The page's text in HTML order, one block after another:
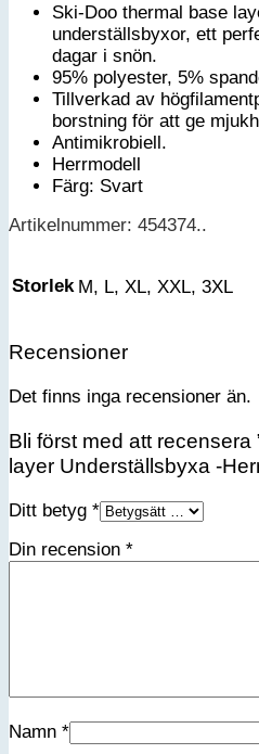
Ski-Doo thermal base
underställsbyxor, ett
dagar i snön.
95% polyester, 5%
Tillverkad av
borstning för att ge
Antimikrobiell.
Herrmodell
Färg: Svart
Artikelnummer: 454374..
Storlek M, L, XL, XXL, 3XL
Recensioner
Det finns inga recensioner än.
Bli först med att recensera
layer Underställsbyxa -
Ditt betyg *
Din recension *
Namn *